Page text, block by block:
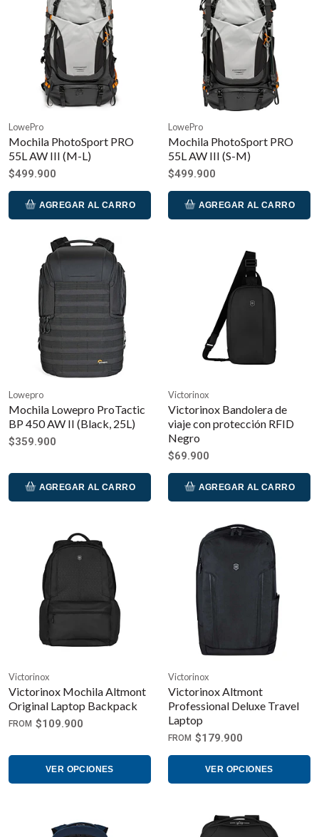
LowePro
Mochila PhotoSport PRO
55L AW III (M-L)
$499.900
AGREGAR AL CARRO
LowePro
Mochila PhotoSport PRO
55L AW III (S-M)
$499.900
AGREGAR AL CARRO
Lowepro
Mochila Lowepro ProTactic
BP 450 AW II (Black, 25L)
$359.900
AGREGAR AL CARRO
Victorinox
Victorinox Bandolera de
viaje con protección RFID
Negro
$69.900
AGREGAR AL CARRO
Victorinox
Victorinox Mochila Altmont
Original Laptop Backpack
FROM $109.900
VER OPCIONES
Victorinox
Victorinox Altmont
Professional Deluxe Travel
Laptop
FROM $179.900
VER OPCIONES